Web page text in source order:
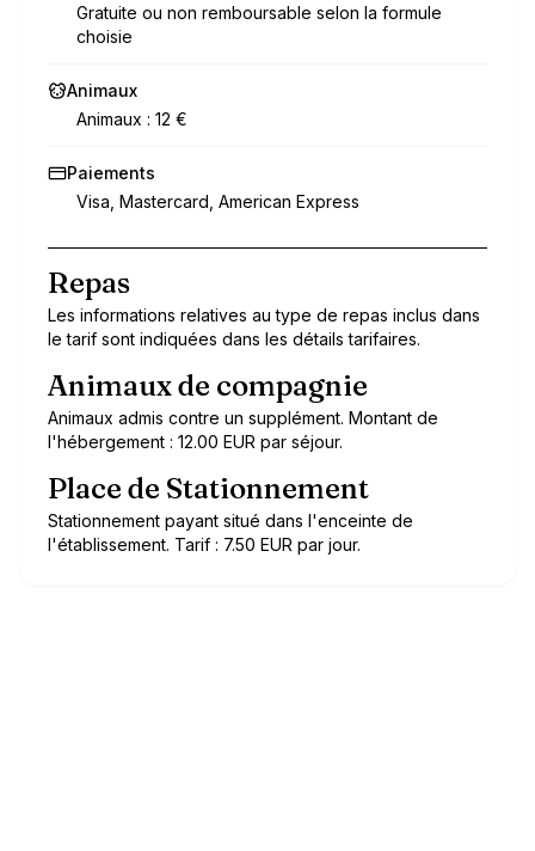
Gratuite ou non remboursable selon la formule
choisie
Animaux
Animaux : 12 €
Paiements
Visa, Mastercard, American Express
Repas
Les informations relatives au type de repas inclus dans
le tarif sont indiquées dans les détails tarifaires.
Animaux de compagnie
Animaux admis contre un supplément. Montant de
l'hébergement : 12.00 EUR par séjour.
Place de Stationnement
Stationnement payant situé dans l'enceinte de
l'établissement. Tarif : 7.50 EUR par jour.